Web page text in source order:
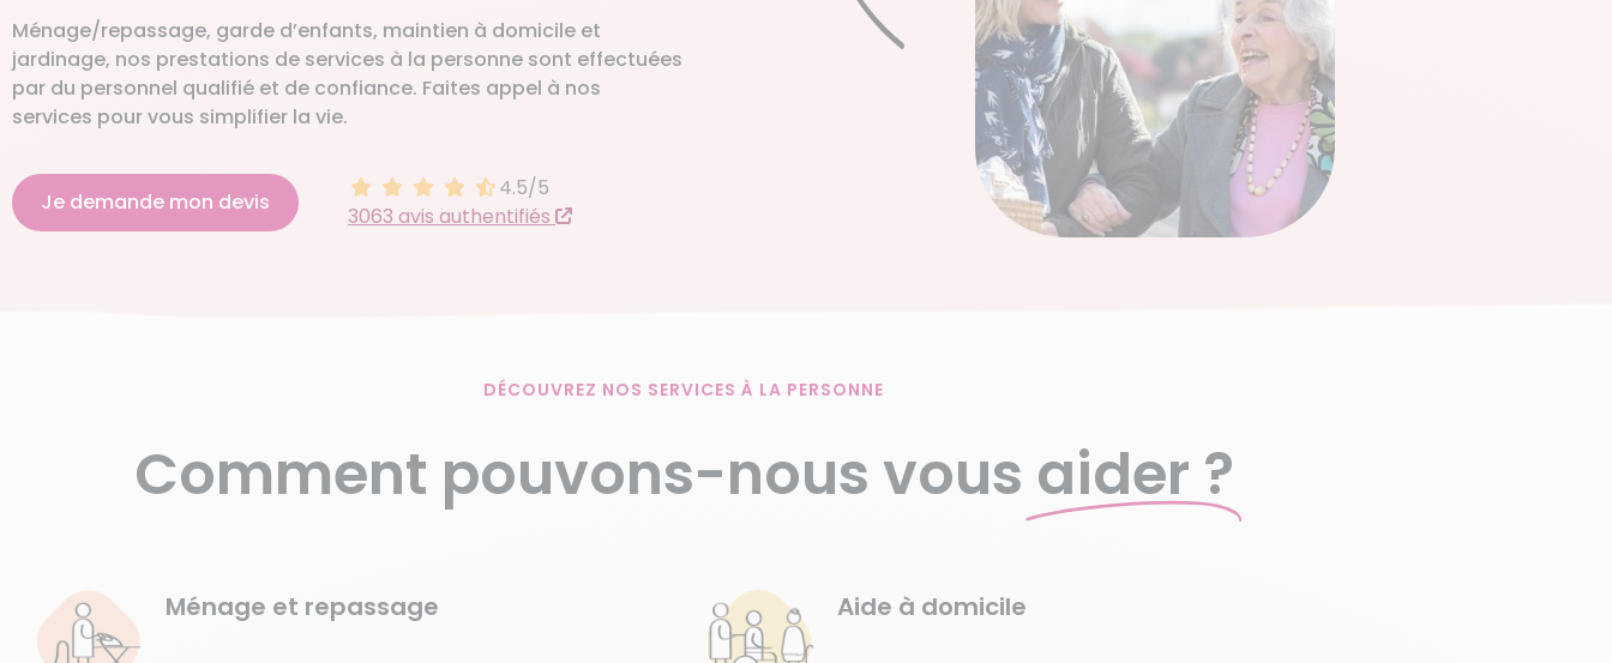
Ménage/repassage, garde d’enfants, maintien à domicile et
jardinage, nos prestations de services à la personne sont effectuées
par du personnel qualifié et de confiance. Faites appel à nos
services pour vous simplifier la vie.
Je demande mon devis 4.5 sur 5
4.5/5
3063 avis authentifiés
DÉCOUVREZ NOS SERVICES À LA PERSONNE
Comment pouvons-nous vous aider ?
Ménage et repassage Aide à domicile